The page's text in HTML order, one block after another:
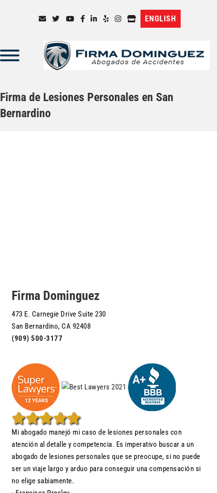
ENGLISH
Firma de Lesiones Personales en San
Bernardino
Firma Dominguez
473 E. Carnegie Drive Suite 230
San Bernardino, CA 92408
(909) 500-3177
Mi abogado manejó mi caso de lesiones personales con
atención al detalle y competencia. Es imperativo buscar a un
abogado de lesiones personales que se preocupe, si no puede
ser un viaje largo y arduo para conseguir una compensación si
no elige sabiamente.